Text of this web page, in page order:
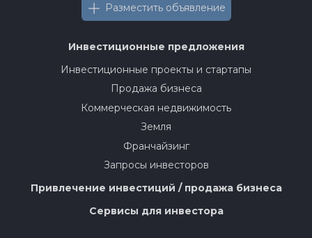
Разместить объявление
Инвестиционные предложения
Инвестиционные проекты и стартапы
Продажа бизнеса
Коммерческая недвижимость
Земля
Франчайзинг
Запросы инвесторов
Привлечение инвестиций / продажа бизнеса
Сервисы для инвестора